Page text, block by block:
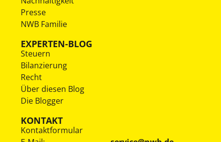
Presse
NWB Familie
EXPERTEN-BLOG
Steuern
Bilanzierung
Recht
Über diesen Blog
Die Blogger
KONTAKT
Kontaktformular